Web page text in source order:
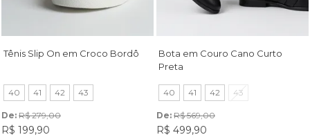
Tênis Slip On em Croco Bordô
40 41 42 43
De: R$ 279,00
R$ 199,90
Bota em Couro Cano Curto
Preta
40 41 42 43
De: R$ 569,00
R$ 499,90